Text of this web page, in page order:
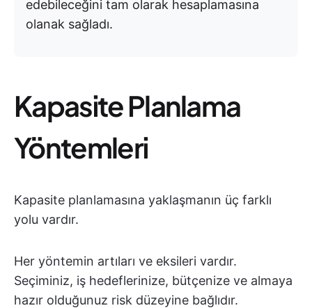
edebileceğini tam olarak hesaplamasına
olanak sağladı.
Kapasite Planlama
Yöntemleri
Kapasite planlamasına yaklaşmanın üç farklı
yolu vardır.
Her yöntemin artıları ve eksileri vardır.
Seçiminiz, iş hedeflerinize, bütçenize ve almaya
hazır olduğunuz risk düzeyine bağlıdır.